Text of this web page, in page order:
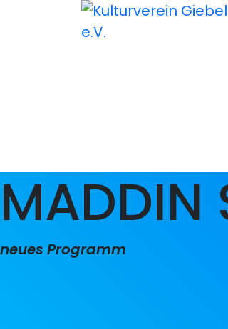
neues Programm